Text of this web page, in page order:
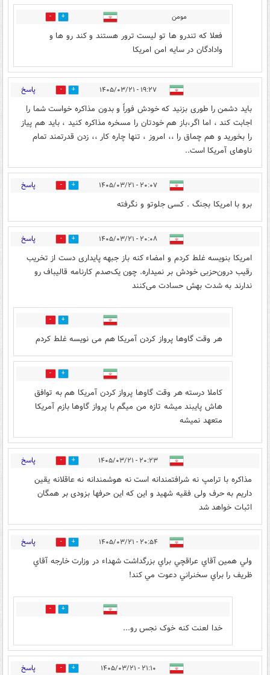
مومن 0
فعلا که تندرو ها تو لیست ترور هستند و کند رو ها و
وادادگان در سایه امن امریکا
۱۹:۲۷ - ۱۴۰۵/۰۳/۲۱ 11 پاسخ
باید دشمن را طوری بزنید که خودش فوراً و بدون مذاکره خواست شما را
اجابت کند ، اما اگر،باز هم خودتان را مسخره مذاکره کنید ، باید هم پیاز
را بخورید و هم چماق را ،، امروز ، تنها چاره کار ،، زدن قدرتمند تمام
ناوهای آمریکا است..
۲۰:۰۷ - ۱۴۰۵/۰۳/۲۱ 1 پاسخ
برو با امریکا بجنگ . کسی جلوتو و نگرفته
۲۰:۰۸ - ۱۴۰۵/۰۳/۲۱ 0 پاسخ
امریکا بنویسه غلط کردم و امضاء کنه باز جبهه پایداری دست از تخریب
رقیب درون‌حزبی خودش بر نمیداره. چون یک‌صدم کارنامه قالیباف رو
ندارند به شدت بهش حسادت می‌کنند
2
هر وقت گاوها پرواز کردن آمریکا هم می نویسه غلط کردم
0
کاملا درسته هر وقت گاوها پرواز کردن آمریکا هم به توافق
هاش پایبند میشه تازه من میگم با پرواز گاوها بازم آمریکا
متعهد نمیشه
۲۰:۲۳ - ۱۴۰۵/۰۳/۲۱ 18 پاسخ
مذاکره با ترامپ نه شرافتمندانه است نه هوشمندانه نه عاقلانه یقین
داریم به حرف ولی فقیه شهید و این که این حرفها بزودی بر همگان
اثبات خواهد شد
۲۰:۵۴ - ۱۴۰۵/۰۳/۲۱ 14 پاسخ
ولي همين آقاي عراقچي براي بزرگداشت شهداء در وزارت خارجه آقاي
ظريف را براي سخنراني دعوت مي كند!
7
خدا لعنت کنه خوک نجس رو...
۲۱:۱۰ - ۱۴۰۵/۰۳/۲۱ 9 پاسخ